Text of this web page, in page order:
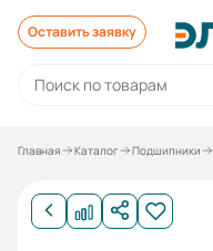
Оставить заявку
Главная Каталог Подшипники